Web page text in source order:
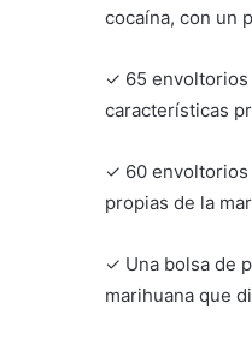
cocaína, con un
✓ 65 envoltorios
características
✓ 60 envoltorios
propias de la
✓ Una bolsa de
marihuana que